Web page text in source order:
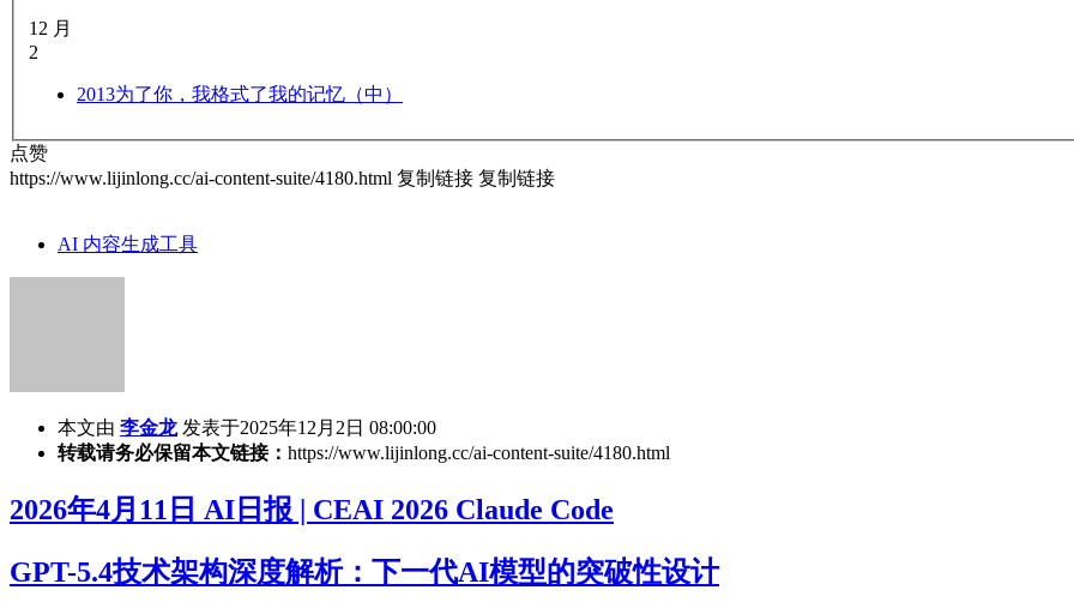
12 月
2
2013为了你，我格式了我的记忆（中）
点赞
https://www.lijinlong.cc/ai-content-suite/4180.html 复制链接 复制链接
AI 内容生成工具
本文由 李金龙 发表于2025年12月2日 08:00:00
转载请务必保留本文链接： https://www.lijinlong.cc/ai-content-suite/4180.html
2026年4月11日 AI日报 | CEAI 2026 Claude Code
GPT-5.4技术架构深度解析：下一代AI模型的突破性设计